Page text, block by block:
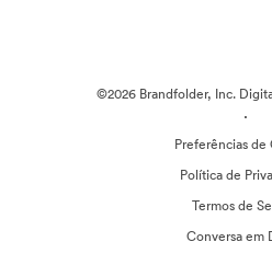
©2026 Brandfolder, Inc.
·
Preferências de
Política de
Termos de
Conversa em